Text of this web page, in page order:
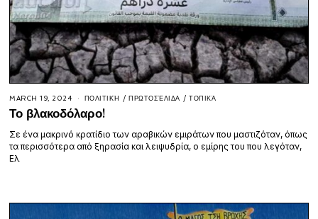
MARCH 19, 2024 ΠΟΛΙΤΙΚΉ / ΠΡΩΤΟΣΈΛΙΔΑ / ΤΟΠΙΚΆ
Το βλακοδόλαρο!
Σε ένα μακρινό κρατίδιο των αραβικών εμιράτων που μαστιζόταν, όπως
τα περισσότερα από ξηρασία και λειψυδρία, ο εμίρης του που λεγόταν,
Ελ